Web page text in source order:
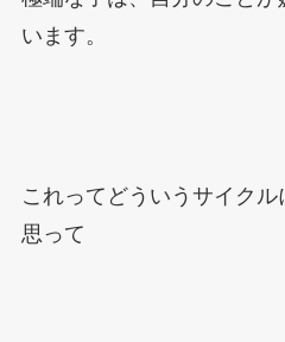
います。
これってどういうサイク
思って